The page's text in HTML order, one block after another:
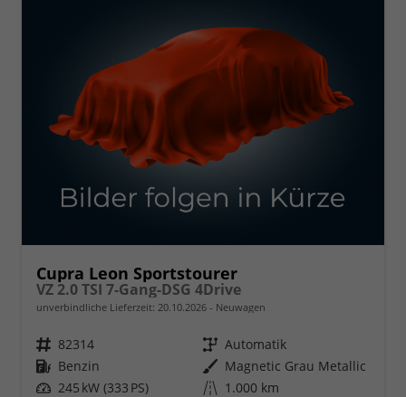
Cupra Leon Sportstourer
VZ 2.0 TSI 7-Gang-DSG 4Drive
unverbindliche Lieferzeit: 20.10.2026 Neuwagen
Fahrzeugnr. 82314 Getriebe Automatik
Kraftstoff Benzin Außenfarbe Magnetic Grau Metallic
Leistung 245 kW (333 PS) Kilometerstand 1.000 km